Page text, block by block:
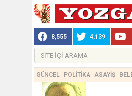
8,555 4,139
GÜNCEL POLİTİKA ASAYİŞ